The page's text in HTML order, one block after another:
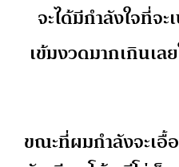
จะได้มีกำลังใจที่จ
เข้มงวดมากเกินเ
ขณะที่ผมกำลังจะเ